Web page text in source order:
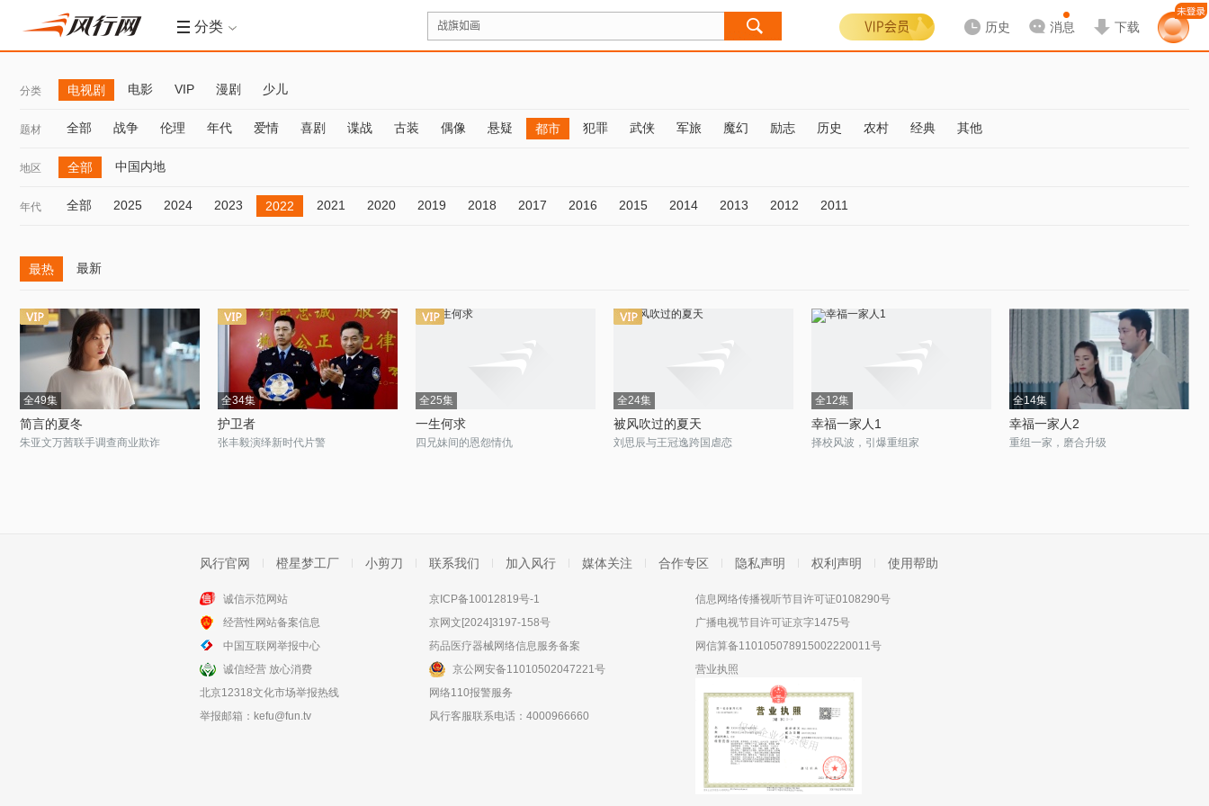
分类 历史 消息 下载
分类 电视剧 电影 VIP 漫剧 少儿
题材 全部 战争 伦理 年代 爱情 喜剧 谍战 古装 偶像 悬疑 都市 犯罪 武侠 军旅 魔幻 励志 历史 农村 经典 其他
地区 全部 中国内地
年代 全部 2025 2024 2023 2022 2021 2020 2019 2018 2017 2016 2015 2014 2013 2012 2011
最热 最新
全49集
简言的夏冬
朱亚文万茜联手调查商业欺诈
全34集
护卫者
张丰毅演绎新时代片警
全25集
一生何求
四兄妹间的恩怨情仇
全24集
被风吹过的夏天
刘思辰与王冠逸跨国虐恋
全12集
幸福一家人1
择校风波，引爆重组家
全14集
幸福一家人2
重组一家，磨合升级
风行官网 橙星梦工厂 小剪刀 联系我们 加入风行 媒体关注 合作专区 隐私声明 权利声明 使用帮助
诚信示范网站
经营性网站备案信息
中国互联网举报中心
诚信经营 放心消费
北京12318文化市场举报热线
举报邮箱： kefu@fun.tv
京ICP备10012819号-1
京网文[2024]3197-158号
药品医疗器械网络信息服务备案
京公网安备11010502047221号
网络110报警服务
风行客服联系电话：4000966660
信息网络传播视听节目许可证0108290号
广播电视节目许可证京字1475号
网信算备110105078915002220011号
营业执照